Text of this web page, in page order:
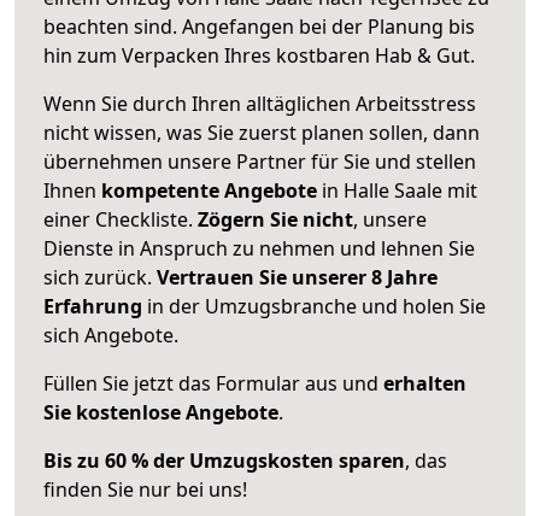
beachten sind. Angefangen bei der Planung bis
hin zum Verpacken Ihres kostbaren Hab & Gut.
Wenn Sie durch Ihren alltäglichen Arbeitsstress
nicht wissen, was Sie zuerst planen sollen, dann
übernehmen unsere Partner für Sie und stellen
Ihnen kompetente Angebote in Halle Saale mit
einer Checkliste. Zögern Sie nicht, unsere
Dienste in Anspruch zu nehmen und lehnen Sie
sich zurück. Vertrauen Sie unserer 8 Jahre
Erfahrung in der Umzugsbranche und holen Sie
sich Angebote.
Füllen Sie jetzt das Formular aus und erhalten
Sie kostenlose Angebote.
Bis zu 60 % der Umzugskosten sparen, das
finden Sie nur bei uns!